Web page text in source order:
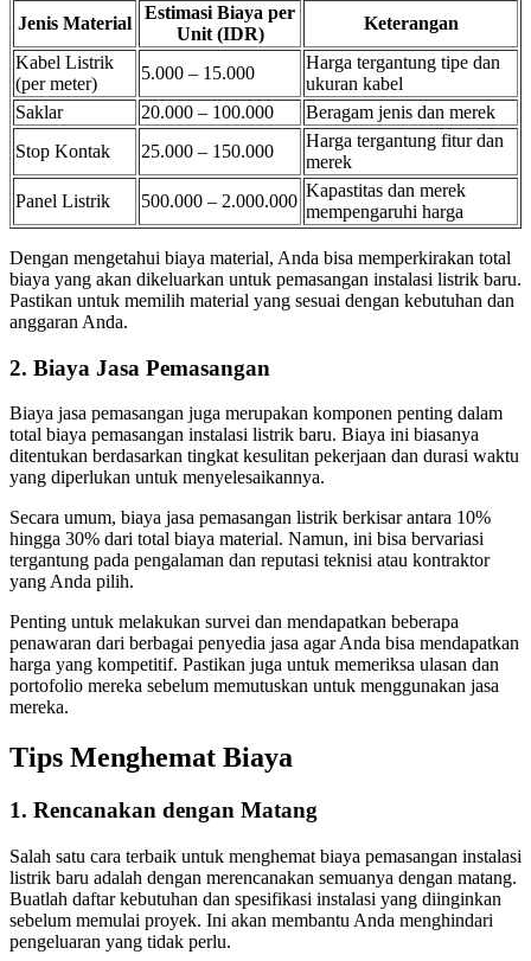
Jenis Material
Estimasi Biaya per
Unit (IDR)
Keterangan
Kabel Listrik
(per meter)
5.000 – 15.000
Harga tergantung tipe dan
ukuran kabel
Saklar
20.000 – 100.000
Beragam jenis dan merek
Stop Kontak
25.000 – 150.000
Harga tergantung fitur dan
merek
Panel Listrik
500.000 – 2.000.000
Kapastitas dan merek
mempengaruhi harga
Dengan mengetahui biaya material, Anda bisa memperkirakan total
biaya yang akan dikeluarkan untuk pemasangan instalasi listrik baru.
Pastikan untuk memilih material yang sesuai dengan kebutuhan dan
anggaran Anda.
2. Biaya Jasa Pemasangan
Biaya jasa pemasangan juga merupakan komponen penting dalam
total biaya pemasangan instalasi listrik baru. Biaya ini biasanya
ditentukan berdasarkan tingkat kesulitan pekerjaan dan durasi waktu
yang diperlukan untuk menyelesaikannya.
Secara umum, biaya jasa pemasangan listrik berkisar antara 10%
hingga 30% dari total biaya material. Namun, ini bisa bervariasi
tergantung pada pengalaman dan reputasi teknisi atau kontraktor
yang Anda pilih.
Penting untuk melakukan survei dan mendapatkan beberapa
penawaran dari berbagai penyedia jasa agar Anda bisa mendapatkan
harga yang kompetitif. Pastikan juga untuk memeriksa ulasan dan
portofolio mereka sebelum memutuskan untuk menggunakan jasa
mereka.
Tips Menghemat Biaya
1. Rencanakan dengan Matang
Salah satu cara terbaik untuk menghemat biaya pemasangan instalasi
listrik baru adalah dengan merencanakan semuanya dengan matang.
Buatlah daftar kebutuhan dan spesifikasi instalasi yang diinginkan
sebelum memulai proyek. Ini akan membantu Anda menghindari
pengeluaran yang tidak perlu.